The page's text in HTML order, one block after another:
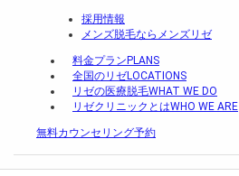
採用情報
メンズ脱毛ならメンズリゼ
料金プラン PLANS
全国のリゼLOCATIONS
リゼの医療脱毛WHAT WE DO
リゼクリニックとはWHO WE ARE
無料カウンセリング予約